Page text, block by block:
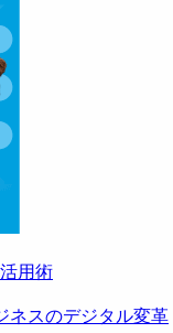
用術
スのデジタル変革